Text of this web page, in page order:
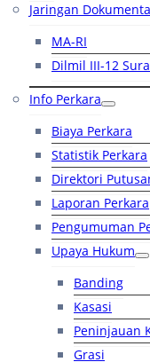
Jaringan
MA-RI
Dilmil III-12
Info Perkara
Biaya Perkara
Statistik Perkara
Direktori
Laporan Perkara
Pengumuman
Upaya Hukum
Banding
Kasasi
Peninjauan
Grasi